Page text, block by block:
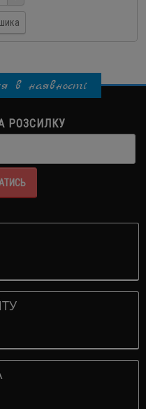
в наявності
РОЗСИЛКУ